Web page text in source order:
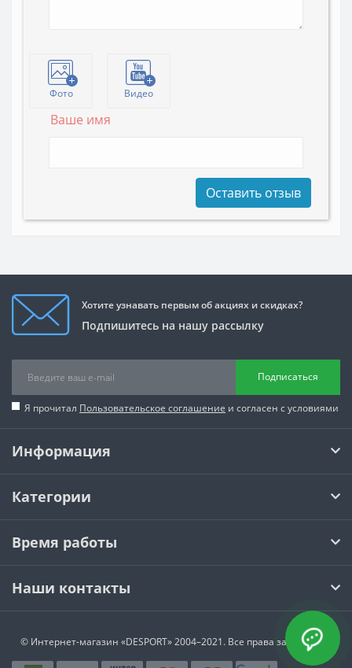
Фото Видео
Ваше имя
Оставить отзыв
Хотите узнавать первым об акциях и скидках?
Подпишитесь на нашу рассылку
Подписаться
Я прочитал Пользовательское соглашение и согласен с условиями
Информация
Категории
Время работы
Наши контакты
© Интернет-магазин «DESPORT»2004–2021. Все права защищены.